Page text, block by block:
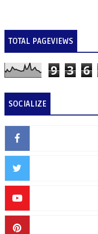
TOTAL PAGEVIEWS
9 3 6
SOCIALIZE